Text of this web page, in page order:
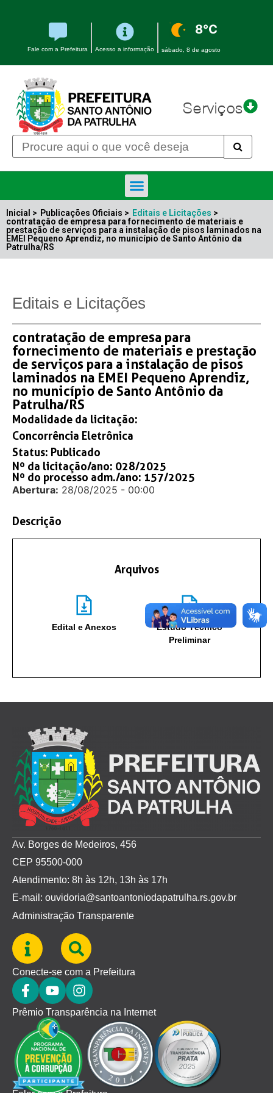
Fale com a Prefeitura Acesso a informação
8°C
sábado, 8 de agosto
Serviços
Inicial > Publicações Oficiais > Editais e Licitações >
contratação de empresa para fornecimento de materiais e
prestação de serviços para a instalação de pisos laminados na
EMEI Pequeno Aprendiz, no município de Santo Antônio da
Patrulha/RS
Editais e Licitações
contratação de empresa para
fornecimento de materiais e prestação
de serviços para a instalação de pisos
laminados na EMEI Pequeno Aprendiz,
no município de Santo Antônio da
Patrulha/RS
Modalidade da licitação:
Concorrência Eletrônica
Status: Publicado
Nº da licitação/ano: 028/2025
Nº do processo adm./ano: 157/2025
Abertura: 28/08/2025 - 00:00
Descrição
Arquivos
Edital e Anexos
Estudo Técnico
Preliminar
Av. Borges de Medeiros, 456
CEP 95500-000
Atendimento: 8h às 12h, 13h às 17h
E-mail: ouvidoria@santoantoniodapatrulha.rs.gov.br
Administração Transparente
Conecte-se com a Prefeitura
Prêmio Transparência na Internet